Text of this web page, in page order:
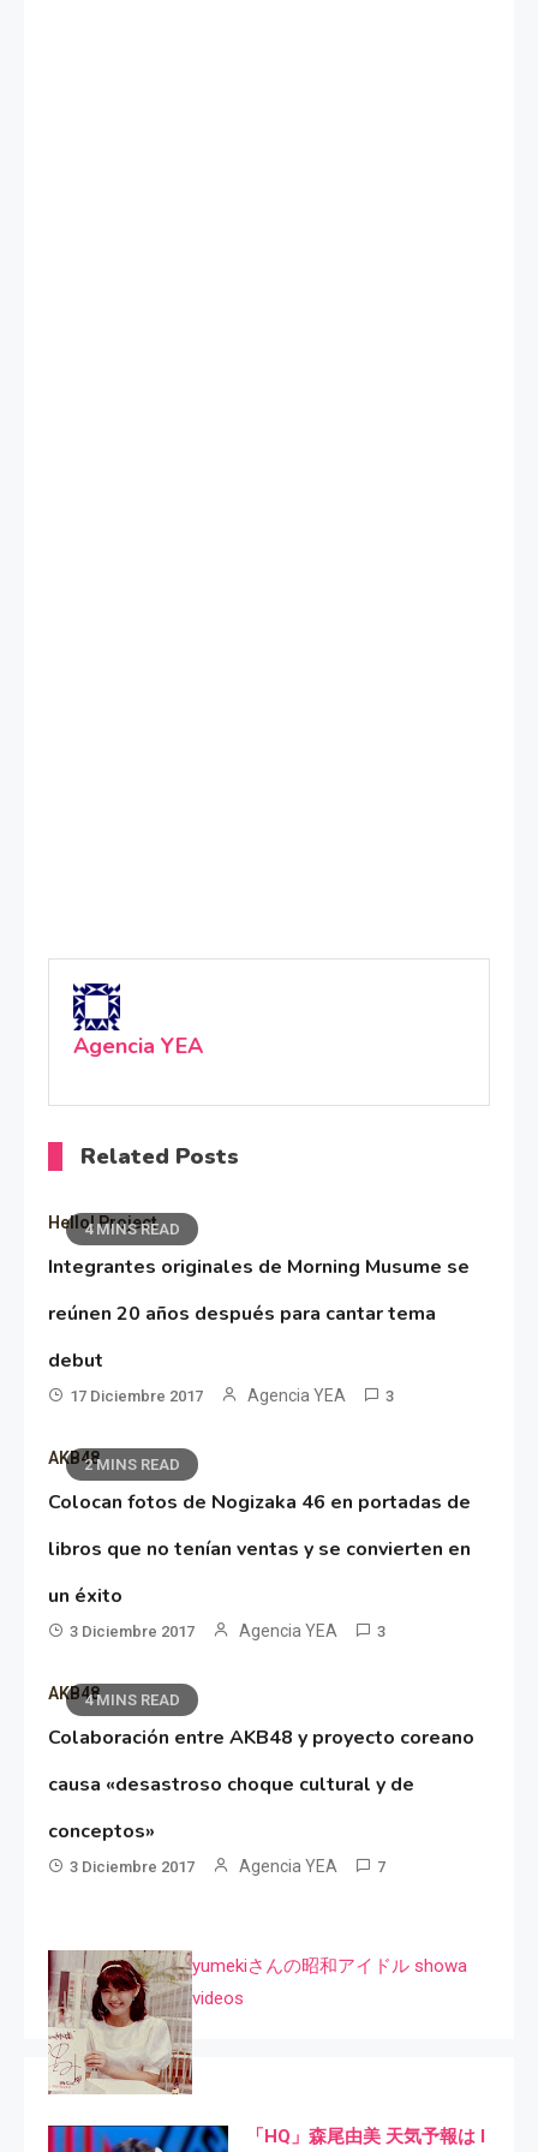
Agencia YEA
Related Posts
4 MINS READ
Hello! Project
Integrantes originales de Morning Musume se
reúnen 20 años después para cantar tema
debut
17 Diciembre 2017 Agencia YEA 3
2 MINS READ
AKB48
Colocan fotos de Nogizaka 46 en portadas de
libros que no tenían ventas y se convierten en
un éxito
3 Diciembre 2017 Agencia YEA 3
4 MINS READ
AKB48
Colaboración entre AKB48 y proyecto coreano
causa «desastroso choque cultural y de
conceptos»
3 Diciembre 2017 Agencia YEA 7
yumekiさんの昭和アイドル showa
videos
「HQ」森尾由美 天気予報は I